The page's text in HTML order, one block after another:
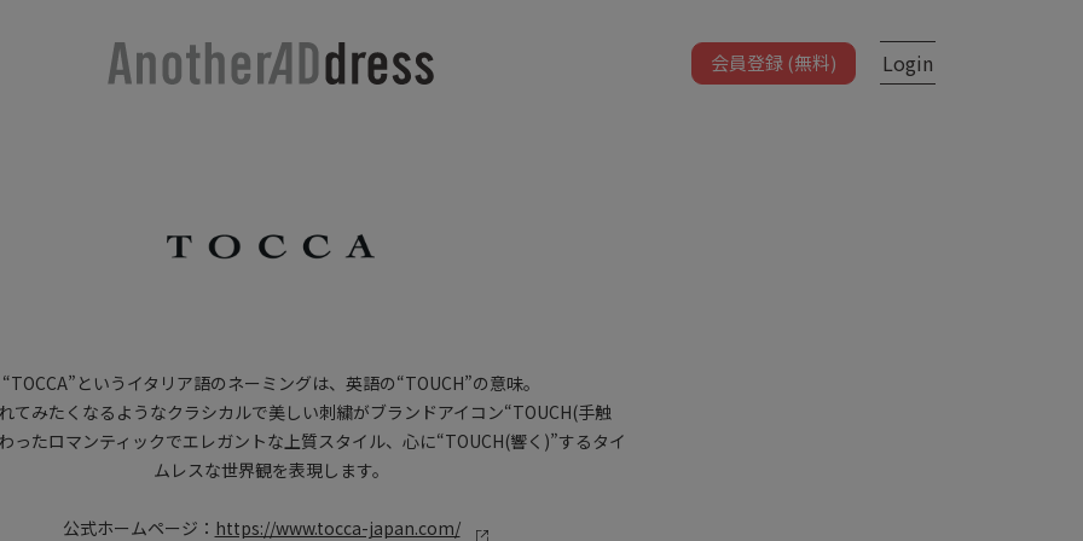
会員登録 (無料) Login
“TOCCA”というイタリア語のネーミングは、英語の“TOUCH”の意味。
てみたくなるようなクラシカルで美しい刺繍がブランドアイコン“TOUCH(手触
ったロマンティックでエレガントな上質スタイル、心に“TOUCH(響く)”するタイ
ムレスな世界観を表現します。
公式ホームページ： https://www.tocca-japan.com/